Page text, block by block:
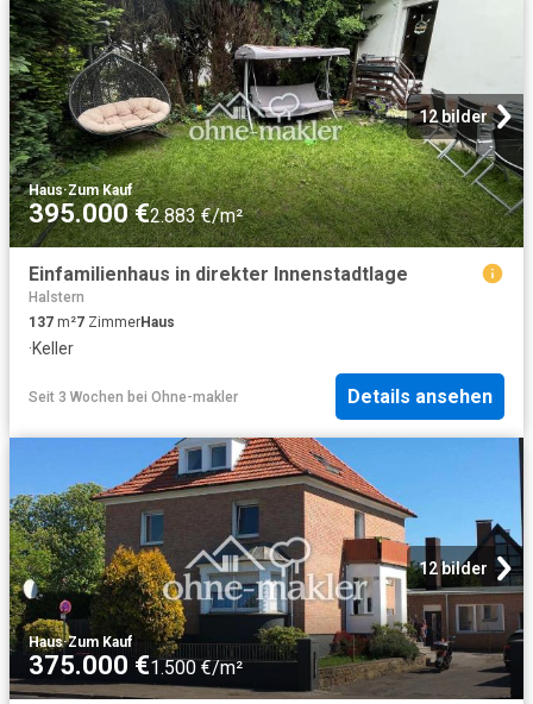
12 bilder
Haus·Zum Kauf
395.000 €2.883 €/m²
Einfamilienhaus in direkter Innenstadtlage
Halstern
137 m²7 ZimmerHaus
·Keller
Seit 3 Wochen bei Ohne-makler Details ansehen
12 bilder
Haus·Zum Kauf
375.000 €1.500 €/m²